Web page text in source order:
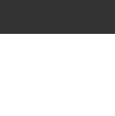
إنتاجيتك وتحمي